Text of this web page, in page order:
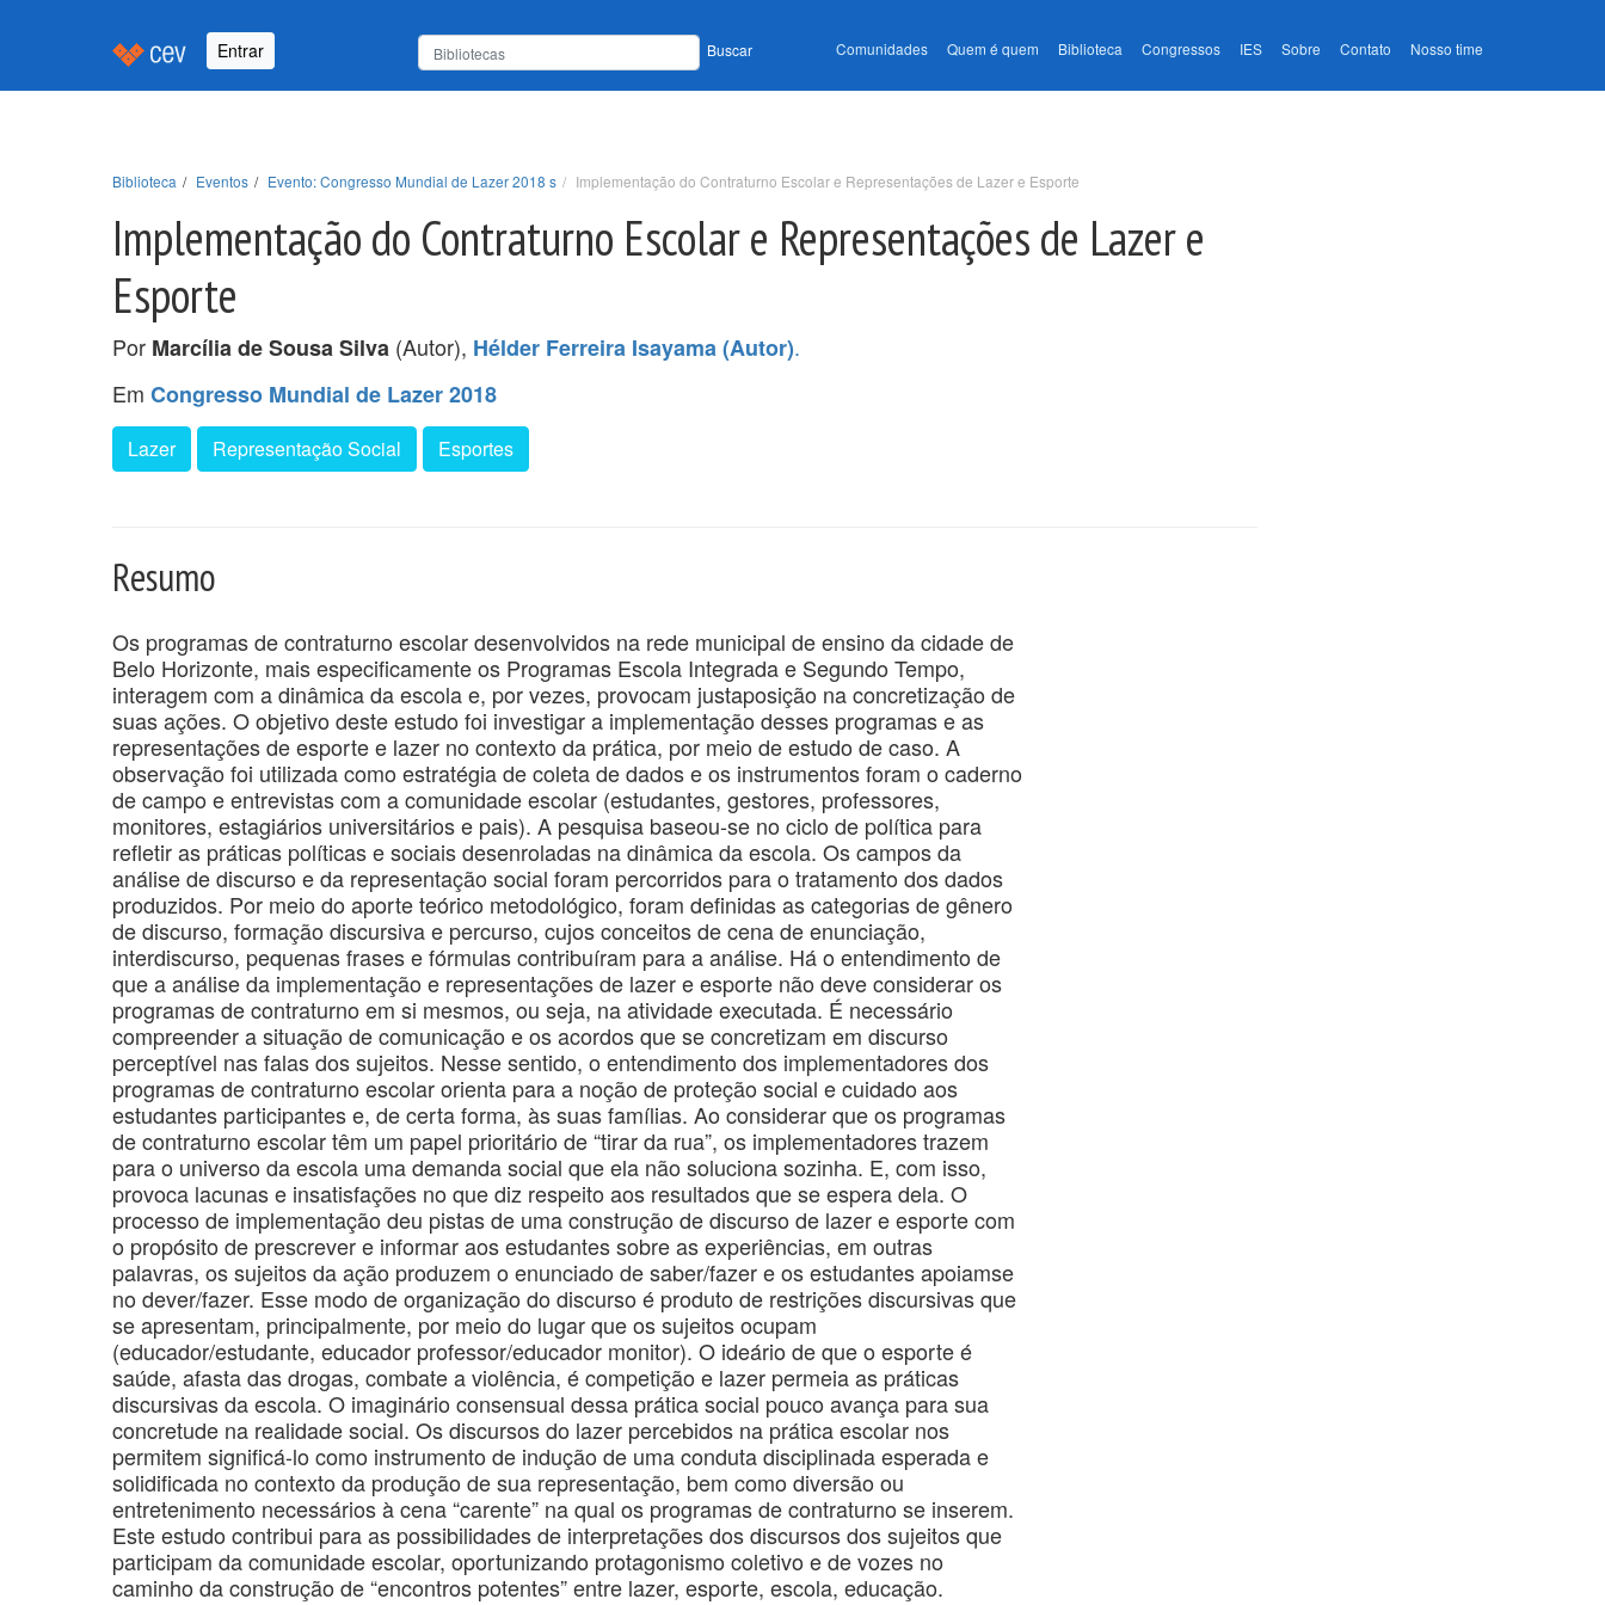
Entrar Buscar Comunidades Quem é quem Biblioteca Congressos IES Sobre Contato Nosso time
Biblioteca Eventos Evento: Congresso Mundial de Lazer 2018 s Implementação do Contraturno Escolar e Representações de Lazer e Esporte
Implementação do Contraturno Escolar e Representações de Lazer e
Esporte
Por Marcília de Sousa Silva (Autor), Hélder Ferreira Isayama (Autor).
Em Congresso Mundial de Lazer 2018
Lazer Representação Social Esportes
Resumo
Os programas de contraturno escolar desenvolvidos na rede municipal de ensino da cidade de
Belo Horizonte, mais especificamente os Programas Escola Integrada e Segundo Tempo,
interagem com a dinâmica da escola e, por vezes, provocam justaposição na concretização de
suas ações. O objetivo deste estudo foi investigar a implementação desses programas e as
representações de esporte e lazer no contexto da prática, por meio de estudo de caso. A
observação foi utilizada como estratégia de coleta de dados e os instrumentos foram o caderno
de campo e entrevistas com a comunidade escolar (estudantes, gestores, professores,
monitores, estagiários universitários e pais). A pesquisa baseou-se no ciclo de política para
refletir as práticas políticas e sociais desenroladas na dinâmica da escola. Os campos da
análise de discurso e da representação social foram percorridos para o tratamento dos dados
produzidos. Por meio do aporte teórico metodológico, foram definidas as categorias de gênero
de discurso, formação discursiva e percurso, cujos conceitos de cena de enunciação,
interdiscurso, pequenas frases e fórmulas contribuíram para a análise. Há o entendimento de
que a análise da implementação e representações de lazer e esporte não deve considerar os
programas de contraturno em si mesmos, ou seja, na atividade executada. É necessário
compreender a situação de comunicação e os acordos que se concretizam em discurso
perceptível nas falas dos sujeitos. Nesse sentido, o entendimento dos implementadores dos
programas de contraturno escolar orienta para a noção de proteção social e cuidado aos
estudantes participantes e, de certa forma, às suas famílias. Ao considerar que os programas
de contraturno escolar têm um papel prioritário de “tirar da rua”, os implementadores trazem
para o universo da escola uma demanda social que ela não soluciona sozinha. E, com isso,
provoca lacunas e insatisfações no que diz respeito aos resultados que se espera dela. O
processo de implementação deu pistas de uma construção de discurso de lazer e esporte com
o propósito de prescrever e informar aos estudantes sobre as experiências, em outras
palavras, os sujeitos da ação produzem o enunciado de saber/fazer e os estudantes apoiamse
no dever/fazer. Esse modo de organização do discurso é produto de restrições discursivas que
se apresentam, principalmente, por meio do lugar que os sujeitos ocupam
(educador/estudante, educador professor/educador monitor). O ideário de que o esporte é
saúde, afasta das drogas, combate a violência, é competição e lazer permeia as práticas
discursivas da escola. O imaginário consensual dessa prática social pouco avança para sua
concretude na realidade social. Os discursos do lazer percebidos na prática escolar nos
permitem significá-lo como instrumento de indução de uma conduta disciplinada esperada e
solidificada no contexto da produção de sua representação, bem como diversão ou
entretenimento necessários à cena “carente” na qual os programas de contraturno se inserem.
Este estudo contribui para as possibilidades de interpretações dos discursos dos sujeitos que
participam da comunidade escolar, oportunizando protagonismo coletivo e de vozes no
caminho da construção de “encontros potentes” entre lazer, esporte, escola, educação.